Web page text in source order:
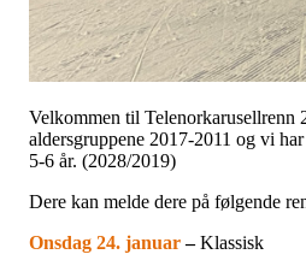
Velkommen til Telenorkarusellrenn
aldersgruppene 2017-2011 og vi
5-6 år. (2028/2019)
Dere kan melde dere på følgende
Onsdag 24. januar–Klassisk